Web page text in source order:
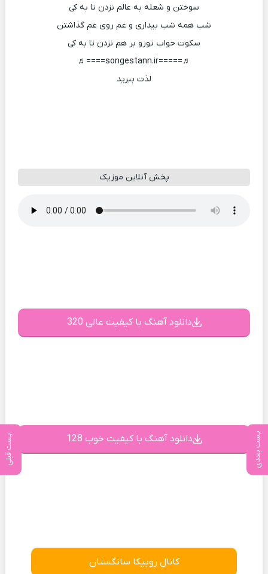
پست بعدی پست قبلی
سوختن و شعله به عالم نزدن تا به کی
شب همه شب بیداری و غم روی غم گذاشتن
سکوت خواب تورو بر هم نزدن تا به کی
♬=====songestann.ir====♬
لذت ببرید
پخش آنلاین موزیک
دانلود آهنگ با کیفیت عالی 320
دانلود آهنگ با کیفیت خوب 128
کانال روبیکا سانگستان